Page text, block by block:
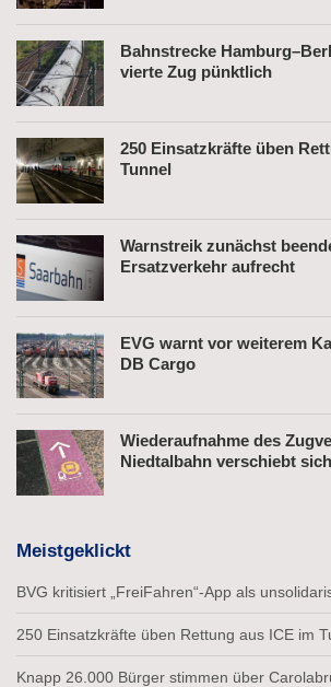
Bahnstrecke
vierte Zug pünktlich
250 Einsatzkräfte üben
Tunnel
Warnstreik zunächst
Ersatzverkehr aufrecht
EVG warnt vor weiterem
DB Cargo
Wiederaufnahme des
Niedtalbahn verschiebt sich
Meistgeklickt
BVG kritisiert „FreiFahren“-App als
250 Einsatzkräfte üben Rettung aus ICE im
Knapp 26.000 Bürger stimmen über